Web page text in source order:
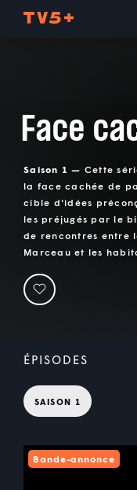
Face
Saison 1 — Cette
la face cachée de
cible d'idées
les préjugés par le
de rencontres entre
Marceau et les
ÉPISODES
SAISON 1
Bande-annonce